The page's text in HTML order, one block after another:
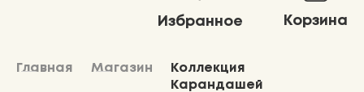
Избранное Корзина
Главная Магазин
Коллекция
Карандашей